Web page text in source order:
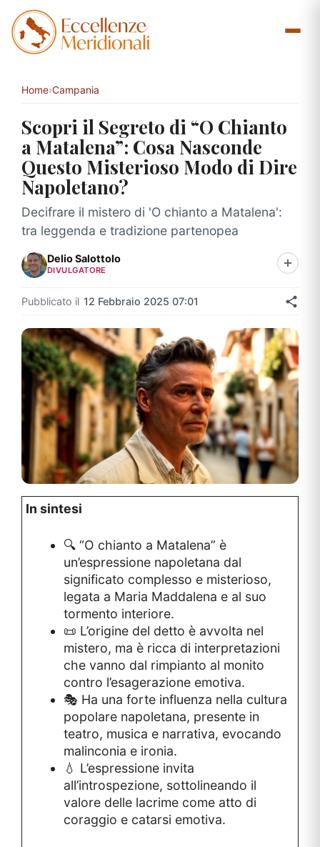
contenuto
Home›Campania
Scopri il Segreto di “O Chianto
a Matalena”: Cosa Nasconde
Questo Misterioso Modo di Dire
Napoletano?
Decifrare il mistero di 'O chianto a Matalena':
tra leggenda e tradizione partenopea
Delio Salottolo
DIVULGATORE
Pubblicato il 12 Febbraio 2025 07:01
In sintesi
🔍 “O chianto a Matalena” è
un’espressione napoletana dal
significato complesso e misterioso,
legata a Maria Maddalena e al suo
tormento interiore.
📜 L’origine del detto è avvolta nel
mistero, ma è ricca di interpretazioni
che vanno dal rimpianto al monito
contro l’esagerazione emotiva.
🎭 Ha una forte influenza nella cultura
popolare napoletana, presente in
teatro, musica e narrativa, evocando
malinconia e ironia.
💧 L’espressione invita
all’introspezione, sottolineando il
valore delle lacrime come atto di
coraggio e catarsi emotiva.